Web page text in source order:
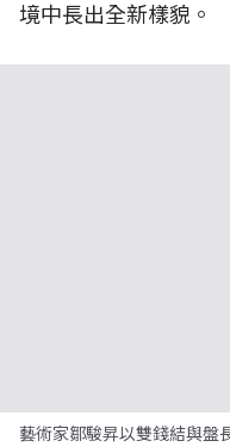
境中長出全新樣貌。
藝術家鄒駿昇以雙錢結與盤